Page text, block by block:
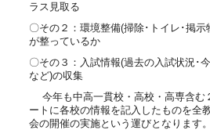
ラス見取る
〇その２：環境整備(掃除･トイレ･掲
が整っているか
〇その３：入試情報(過去の入試状況･
など)の収集
今年も中高一貫校・高校・高専含む
ートに各校の情報を記入したものを全
会の開催の実施という運びとなります